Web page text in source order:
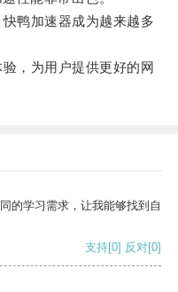
鸭加速器成为越来越多
，为用户提供更好的网
的学习需求，让我能够找到自
支持[0] 反对[0]